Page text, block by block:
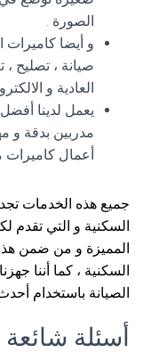
الصورة .
و أيضا
صيانة ، تصليح
العادية و
يعمل لدينا
مدربين بدقة و
أعمال كاميرات
جميع هذه الخدمات
السكنية و التي تقدم
المميزة و من ضمن
السكنية ، كما أننا
الصيانة باستخدام
أسئلة